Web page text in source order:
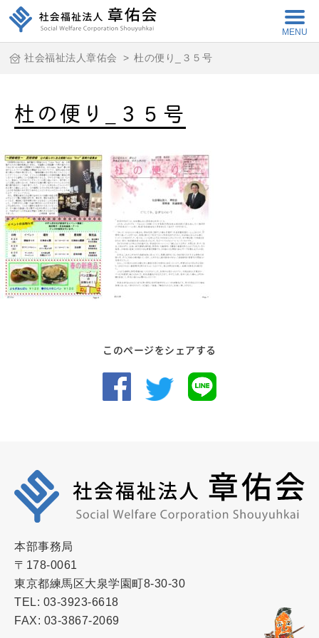
MENU
社会福祉法人章佑会 > 杜の便り_３５号
杜の便り_３５号
このページをシェアする
本部事務局
〒178-0061
東京都練馬区大泉学園町8-30-30
TEL: 03-3923-6618
FAX: 03-3867-2069